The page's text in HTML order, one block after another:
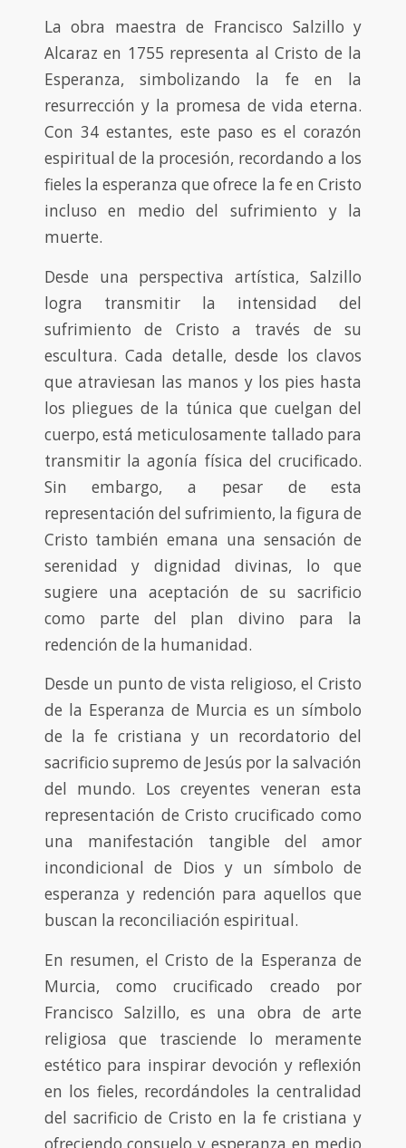
La obra maestra de Francisco Salzillo y
Alcaraz en 1755 representa al Cristo de la
Esperanza, simbolizando la fe en la
resurrección y la promesa de vida eterna.
Con 34 estantes, este paso es el corazón
espiritual de la procesión, recordando a los
fieles la esperanza que ofrece la fe en Cristo
incluso en medio del sufrimiento y la
muerte.
Desde una perspectiva artística, Salzillo
logra transmitir la intensidad del
sufrimiento de Cristo a través de su
escultura. Cada detalle, desde los clavos
que atraviesan las manos y los pies hasta
los pliegues de la túnica que cuelgan del
cuerpo, está meticulosamente tallado para
transmitir la agonía física del crucificado.
Sin embargo, a pesar de esta
representación del sufrimiento, la figura de
Cristo también emana una sensación de
serenidad y dignidad divinas, lo que
sugiere una aceptación de su sacrificio
como parte del plan divino para la
redención de la humanidad.
Desde un punto de vista religioso, el Cristo
de la Esperanza de Murcia es un símbolo
de la fe cristiana y un recordatorio del
sacrificio supremo de Jesús por la salvación
del mundo. Los creyentes veneran esta
representación de Cristo crucificado como
una manifestación tangible del amor
incondicional de Dios y un símbolo de
esperanza y redención para aquellos que
buscan la reconciliación espiritual.
En resumen, el Cristo de la Esperanza de
Murcia, como crucificado creado por
Francisco Salzillo, es una obra de arte
religiosa que trasciende lo meramente
estético para inspirar devoción y reflexión
en los fieles, recordándoles la centralidad
del sacrificio de Cristo en la fe cristiana y